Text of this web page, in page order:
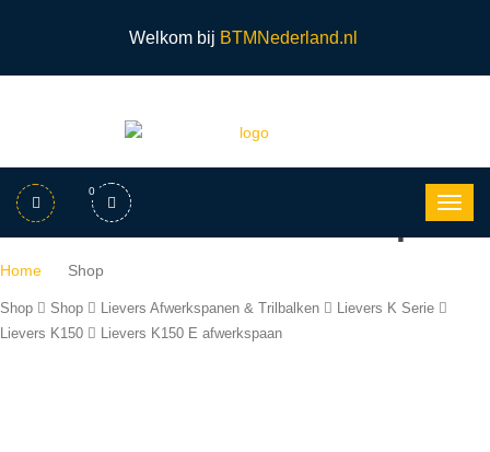
Welkom bij BTMNederland.nl
0
Lievers K150 E Afwerkspaan
Home Shop
Shop Shop Lievers Afwerkspanen & Trilbalken
Lievers K Serie
Lievers K150
Lievers K150 E afwerkspaan